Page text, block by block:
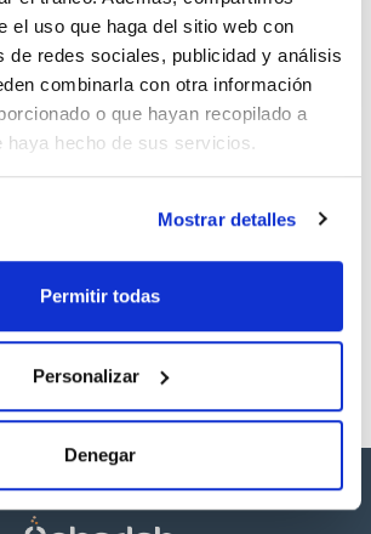
el uso que haga del sitio web con
de redes sociales, publicidad y análisis
combinarla con otra información
o que hayan recopilado a
haya hecho de sus servicios.
Mostrar detalles
Permitir todas
Personalizar
Denegar
Envase Volumen
x1mL
Comprar